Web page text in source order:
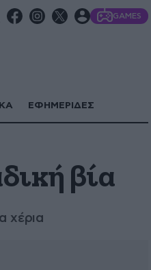
GAMES
ΕΦΗΜΕΡΙΔΕΣ
βία
χέρια